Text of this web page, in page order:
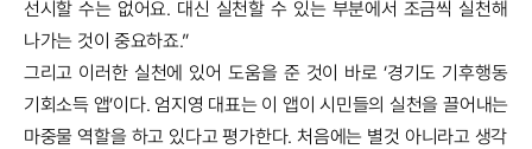
선시할 수는 없어요. 대신 실천할 수 있는 부분에서 조금씩 실천해
나가는 것이 중요하죠.”
그리고 이러한 실천에 있어 도움을 준 것이 바로 ‘경기도 기후행동
기회소득 앱’이다. 엄지영 대표는 이 앱이 시민들의 실천을 끌어내는
마중물 역할을 하고 있다고 평가한다. 처음에는 별것 아니라고 생각